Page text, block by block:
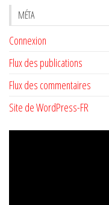
MÉTA
Connexion
Flux des publications
Flux des commentaires
Site de WordPress-FR